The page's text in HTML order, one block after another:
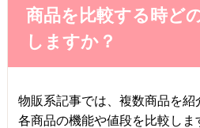
商品を比較する時ど
しますか？
物販系記事では、複数商品を紹
各商品の機能や値段を比較しま